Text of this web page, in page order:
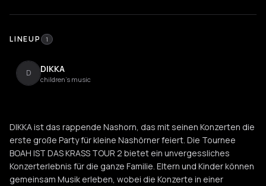
LINEUP 1
D DIKKA
children's music
DIKKA ist das rappende Nashorn, das mit seinen Konzerten die
erste große Party für kleine Nashörner feiert. Die Tournee
BOAH IST DAS KRASS TOUR 2 bietet ein unvergessliches
Konzerterlebnis für die ganze Familie. Eltern und Kinder können
gemeinsam Musik erleben, wobei die Konzerte in einer